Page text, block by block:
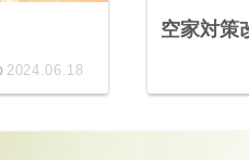
2024.06.18
空家対策